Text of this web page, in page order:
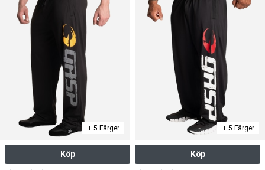
+ 5 Färger
Köp
+ 5 Färger
Köp